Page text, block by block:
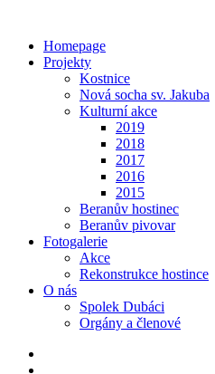
Homepage
Projekty
Kostnice
Nová socha sv. Jakuba
Kulturní akce
2019
2018
2017
2016
2015
Beranův hostinec
Beranův pivovar
Fotogalerie
Akce
Rekonstrukce hostince
O nás
Spolek Dubáci
Orgány a členové